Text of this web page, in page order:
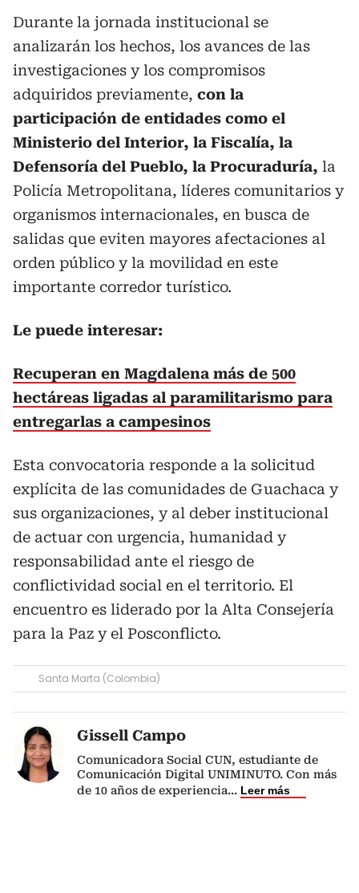
Durante la jornada institucional se
analizarán los hechos, los avances de las
investigaciones y los compromisos
adquiridos previamente, con la
participación de entidades como el
Ministerio del Interior, la Fiscalía, la
Defensoría del Pueblo, la Procuraduría, la
Policía Metropolitana, líderes comunitarios y
organismos internacionales, en busca de
salidas que eviten mayores afectaciones al
orden público y la movilidad en este
importante corredor turístico.
Le puede interesar:
Recuperan en Magdalena más de 500
hectáreas ligadas al paramilitarismo para
entregarlas a campesinos
Esta convocatoria responde a la solicitud
explícita de las comunidades de Guachaca y
sus organizaciones, y al deber institucional
de actuar con urgencia, humanidad y
responsabilidad ante el riesgo de
conflictividad social en el territorio. El
encuentro es liderado por la Alta Consejería
para la Paz y el Posconflicto.
Santa Marta (Colombia)
Gissell Campo
Comunicadora Social CUN, estudiante de
Comunicación Digital UNIMINUTO. Con más
de 10 años de experiencia... Leer más